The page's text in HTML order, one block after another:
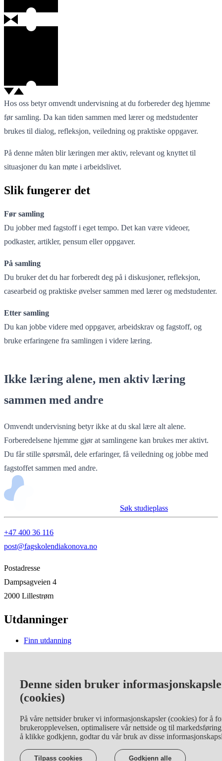
Denne siden bruker
(cookies)
På våre nettsider bruker vi informasjonskapsler (cookies) for å
brukeropplevelsen, optimalisere vår nettside og til
å klikke godkjenn, godtar du vår bruk av disse
Tilpass cookies Godkjenn alle
Hos oss betyr omvendt undervisning at du forbereder deg hjemme
før samling. Da kan tiden sammen med lærer og medstudenter
brukes til dialog, refleksjon, veiledning og praktiske oppgaver.
På denne måten blir læringen mer aktiv, relevant og knyttet til
situasjoner du kan møte i arbeidslivet.
Slik fungerer det
Før samling
Du jobber med fagstoff i eget tempo. Det kan være videoer,
podkaster, artikler, pensum eller oppgaver.
På samling
Du bruker det du har forberedt deg på i diskusjoner, refleksjon,
casearbeid og praktiske øvelser sammen med lærer og medstudenter.
Etter samling
Du kan jobbe videre med oppgaver, arbeidskrav og fagstoff, og
bruke erfaringene fra samlingen i videre læring.
Ikke læring alene, men aktiv læring
sammen med andre
Omvendt undervisning betyr ikke at du skal lære alt alene.
Forberedelsene hjemme gjør at samlingene kan brukes mer aktivt.
Du får stille spørsmål, dele erfaringer, få veiledning og jobbe med
fagstoffet sammen med andre.
Søk studieplass
+47 400 36 116
post@fagskolendiakonova.no
Postadresse
Dampsagveien 4
2000 Lillestrøm
Utdanninger
Finn utdanning
Om Fagskolen Diakonova
Ofte stilte spørsmål
Kontakt oss
Sosiale medier
LinkedIn north_east
Facebook north_east